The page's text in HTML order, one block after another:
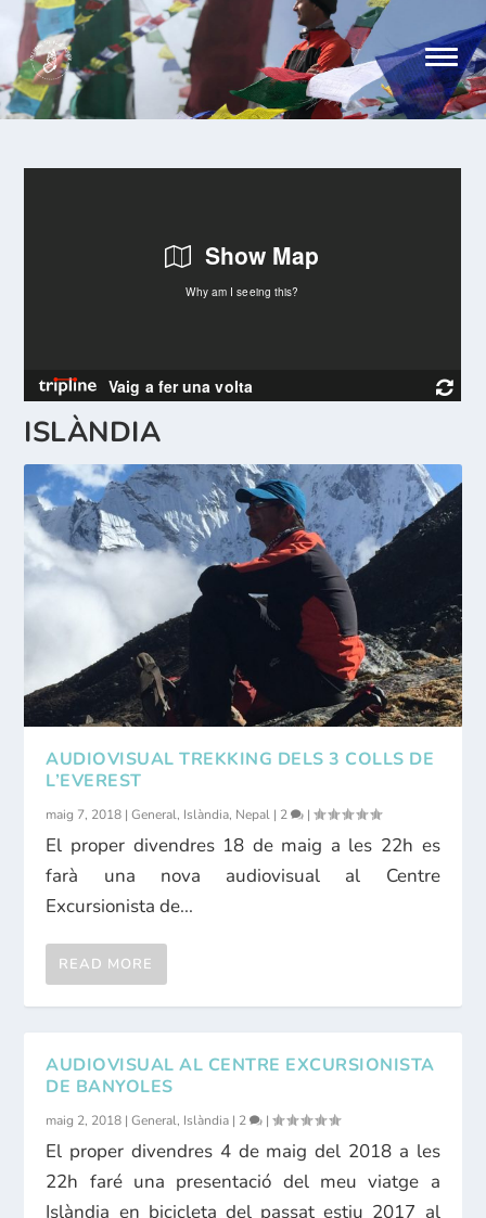
ISLÀNDIA
AUDIOVISUAL TREKKING DELS 3 COLLS DE
L’EVEREST
maig 7, 2018 |General, Islàndia, Nepal | 2 |
El proper divendres 18 de maig a les 22h es
farà una nova audiovisual al Centre
Excursionista de...
READ MORE
AUDIOVISUAL AL CENTRE EXCURSIONISTA
DE BANYOLES
maig 2, 2018 |General, Islàndia | 2 |
El proper divendres 4 de maig del 2018 a les
22h faré una presentació del meu viatge a
Islàndia en bicicleta del passat estiu 2017 al